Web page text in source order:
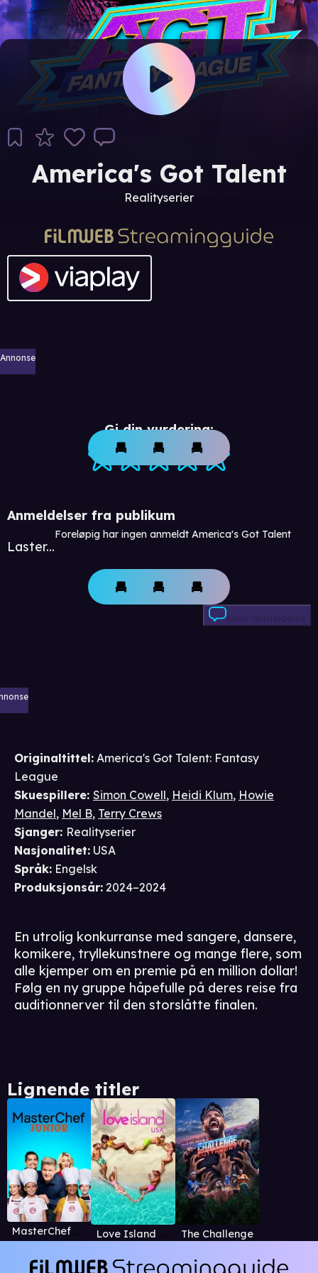
America's Got Talent
Realityserier
Annonse
Gi din vurdering:
Anmeldelser fra publikum
Laster...
Foreløpig har ingen anmeldt America's Got Talent
Skriv anmeldelse
Originaltittel: America's Got Talent: Fantasy
League
Skuespillere: Simon Cowell, Heidi Klum, Howie
Mandel, Mel B, Terry Crews
Sjanger: Realityserier
Nasjonalitet: USA
Språk: Engelsk
Produksjonsår: 2024–2024
En utrolig konkurranse med sangere, dansere,
komikere, tryllekunstnere og mange flere, som
alle kjemper om en premie på en million dollar!
Følg en ny gruppe håpefulle på deres reise fra
auditionnerver til den storslåtte finalen.
Lignende titler
MasterChef Junior Love Island US The Challenge